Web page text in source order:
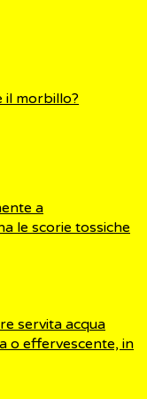
il morbillo?
a
le scorie tossiche
servita acqua
o effervescente, in